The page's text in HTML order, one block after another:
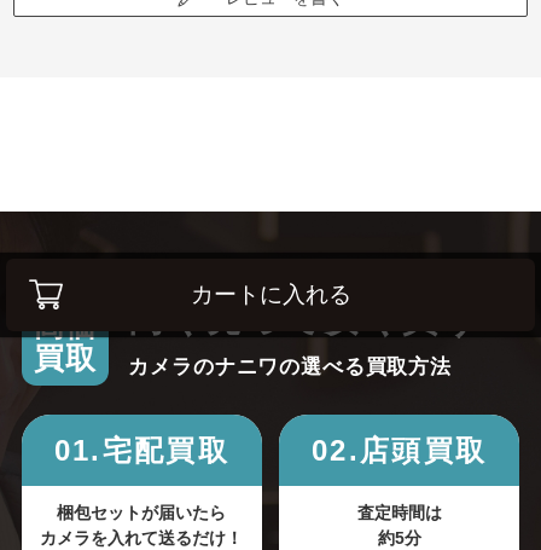
カートに入れる
高価
買取
高く売って安く買う！
カメラのナニワの選べる買取方法
01.宅配買取
梱包セットが届いたら
カメラを入れて送るだけ！
02.店頭買取
査定時間は
約5分